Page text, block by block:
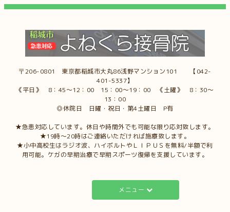
〒206-0801 東京都稲城市大丸86浅野マンション101 【042-
401-5337】
《平日》 8：45～12：00 15：00～19：00 《土曜》 8：30～
13：00
◎休院日 日曜・祝日・第4土曜日 P有
★急患対応しています。休日や時間外でも可能な限り応対致します。
★19時～20時はご連絡いただければ施療致します。
★小中高校生はラジオ波、ハイボルトやＬＩＰＵＳを無料/半額で利
用可能。ケガの早期治療で早期スポーツ復帰を支援しています。
メニュー